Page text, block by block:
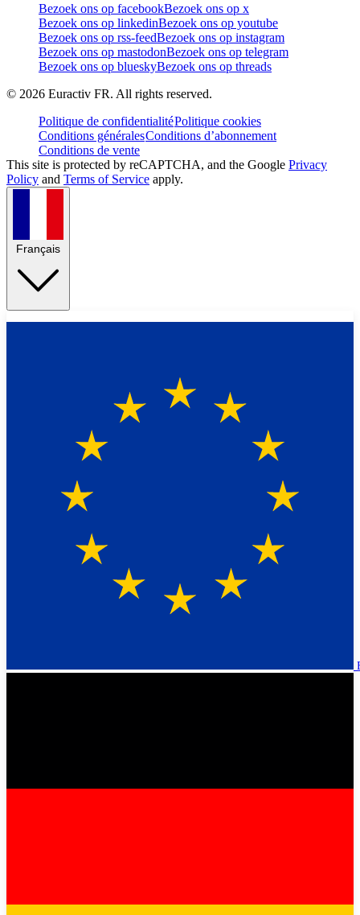
Bezoek ons op facebookBezoek ons op x
Bezoek ons op linkedinBezoek ons op youtube
Bezoek ons op rss-feedBezoek ons op instagram
Bezoek ons op mastodonBezoek ons op telegram
Bezoek ons op blueskyBezoek ons op threads
© 2026 Euractiv FR. All rights reserved.
Politique de confidentialitéPolitique cookies
Conditions généralesConditions d’abonnement
Conditions de vente
This site is protected by reCAPTCHA, and the Google Privacy
Policy and Terms of Service apply.
Français